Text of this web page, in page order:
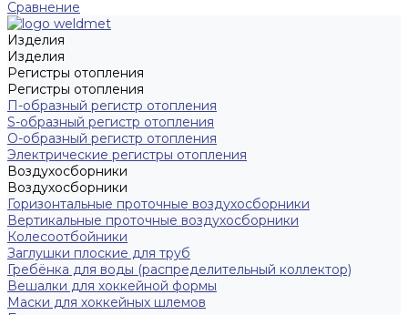
Сравнение
Изделия
Изделия
Регистры отопления
Регистры отопления
П-образный регистр отопления
S-образный регистр отопления
O-образный регистр отопления
Электрические регистры отопления
Воздухосборники
Воздухосборники
Горизонтальные проточные воздухосборники
Вертикальные проточные воздухосборники
Колесоотбойники
Заглушки плоские для труб
Гребёнка для воды (распределительный коллектор)
Вешалки для хоккейной формы
Маски для хоккейных шлемов